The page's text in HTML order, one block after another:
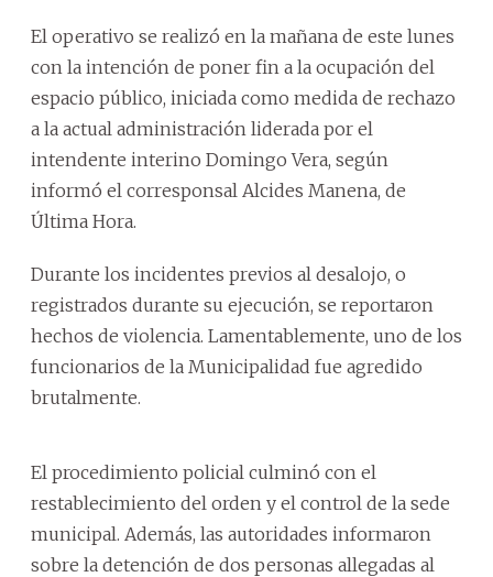
El operativo se realizó en la mañana de este lunes
con la intención de poner fin a la ocupación del
espacio público, iniciada como medida de rechazo
a la actual administración liderada por el
intendente interino Domingo Vera, según
informó el corresponsal Alcides Manena, de
Última Hora.
Durante los incidentes previos al desalojo, o
registrados durante su ejecución, se reportaron
hechos de violencia. Lamentablemente, uno de los
funcionarios de la Municipalidad fue agredido
brutalmente.
El procedimiento policial culminó con el
restablecimiento del orden y el control de la sede
municipal. Además, las autoridades informaron
sobre la detención de dos personas allegadas al